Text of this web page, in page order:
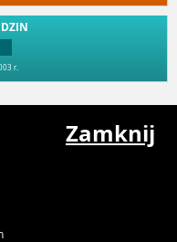
r.
n. Odrą
nad Odrą
Zamknij